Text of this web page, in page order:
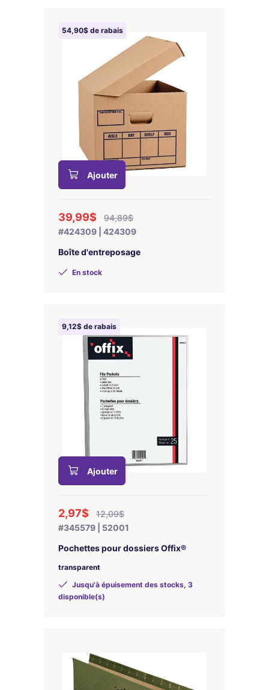
54,90$ de rabais
Ajouter
39,99$
94,89$
#424309 | 424309
Boîte d'entreposage
En stock
9,12$ de rabais
Ajouter
2,97$
12,09$
#345579 | 52001
Pochettes pour dossiers Offix®
transparent
Jusqu'à épuisement des stocks, 3
disponible(s)